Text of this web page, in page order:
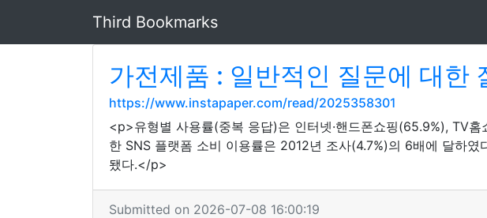
Third Bookmarks
가전제품 : 일반적인 질문에 대한
https://www.instapaper.com/read/2025358301
<p>유형별 사용률(중복 응답)은 인터넷·핸드폰쇼핑(65.9%), TV
한 SNS 플랫폼 소비 이용률은 2012년 조사(4.7%)의 6배에 달하
됐다.</p>
Submitted on 2026-07-08 16:00:19